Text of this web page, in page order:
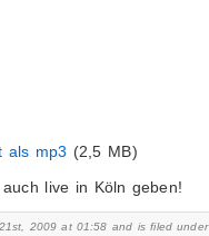
als mp3 (2,5 MB)
live in Köln geben!
2009 at 01:58 and is filed under